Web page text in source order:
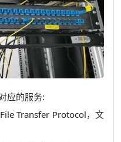
应的服务:
Transfer Protocol，文